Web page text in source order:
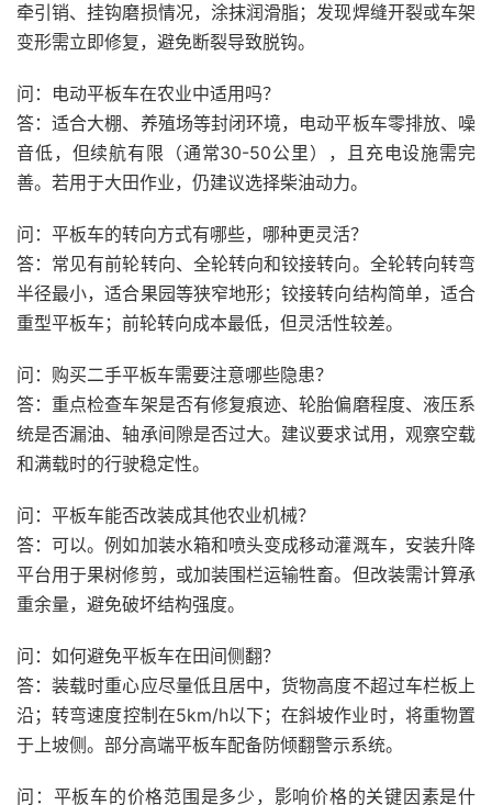
牵引销、挂钩磨损情况，涂抹润滑脂；发现焊缝开裂或车架
变形需立即修复，避免断裂导致脱钩。
问：电动平板车在农业中适用吗？
答：适合大棚、养殖场等封闭环境，电动平板车零排放、噪
音低，但续航有限（通常30-50公里），且充电设施需完
善。若用于大田作业，仍建议选择柴油动力。
问：平板车的转向方式有哪些，哪种更灵活？
答：常见有前轮转向、全轮转向和铰接转向。全轮转向转弯
半径最小，适合果园等狭窄地形；铰接转向结构简单，适合
重型平板车；前轮转向成本最低，但灵活性较差。
问：购买二手平板车需要注意哪些隐患？
答：重点检查车架是否有修复痕迹、轮胎偏磨程度、液压系
统是否漏油、轴承间隙是否过大。建议要求试用，观察空载
和满载时的行驶稳定性。
问：平板车能否改装成其他农业机械？
答：可以。例如加装水箱和喷头变成移动灌溉车，安装升降
平台用于果树修剪，或加装围栏运输牲畜。但改装需计算承
重余量，避免破坏结构强度。
问：如何避免平板车在田间侧翻？
答：装载时重心应尽量低且居中，货物高度不超过车栏板上
沿；转弯速度控制在5km/h以下；在斜坡作业时，将重物置
于上坡侧。部分高端平板车配备防倾翻警示系统。
问：平板车的价格范围是多少，影响价格的关键因素是什